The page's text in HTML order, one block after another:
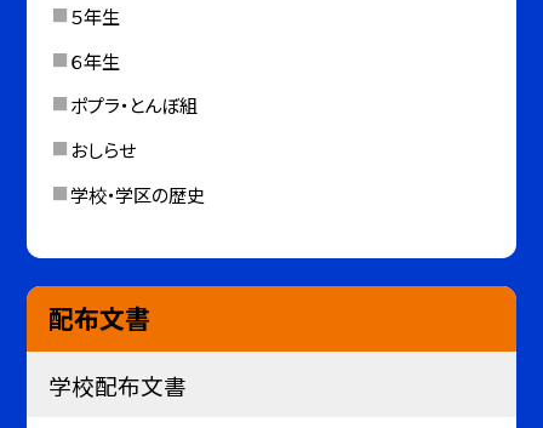
５年生
６年生
ポプラ・とんぼ組
おしらせ
学校・学区の歴史
配布文書
学校配布文書